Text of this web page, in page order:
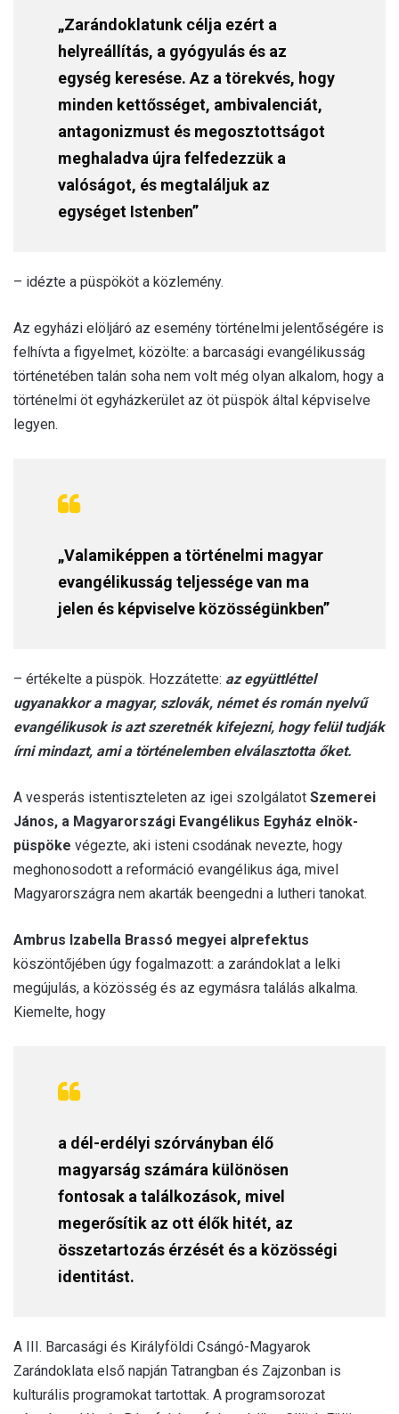
„Zarándoklatunk célja ezért a
helyreállítás, a gyógyulás és az
egység keresése. Az a törekvés, hogy
minden kettősséget, ambivalenciát,
antagonizmust és megosztottságot
meghaladva újra felfedezzük a
valóságot, és megtaláljuk az
egységet Istenben”
– idézte a püspököt a közlemény.
Az egyházi elöljáró az esemény történelmi jelentőségére is
felhívta a figyelmet, közölte: a barcasági evangélikusság
történetében talán soha nem volt még olyan alkalom, hogy a
történelmi öt egyházkerület az öt püspök által képviselve
legyen.
„Valamiképpen a történelmi magyar
evangélikusság teljessége van ma
jelen és képviselve közösségünkben”
– értékelte a püspök. Hozzátette: az együttléttel
ugyanakkor a magyar, szlovák, német és román nyelvű
evangélikusok is azt szeretnék kifejezni, hogy felül tudják
írni mindazt, ami a történelemben elválasztotta őket.
A vesperás istentiszteleten az igei szolgálatot Szemerei
János, a Magyarországi Evangélikus Egyház elnök-
püspöke végezte, aki isteni csodának nevezte, hogy
meghonosodott a reformáció evangélikus ága, mivel
Magyarországra nem akarták beengedni a lutheri tanokat.
Ambrus Izabella Brassó megyei alprefektus
köszöntőjében úgy fogalmazott: a zarándoklat a lelki
megújulás, a közösség és az egymásra találás alkalma.
Kiemelte, hogy
a dél-erdélyi szórványban élő
magyarság számára különösen
fontosak a találkozások, mivel
megerősítik az ott élők hitét, az
összetartozás érzését és a közösségi
identitást.
A III. Barcasági és Királyföldi Csángó-Magyarok
Zarándoklata első napján Tatrangban és Zajzonban is
kulturális programokat tartottak. A programsorozat